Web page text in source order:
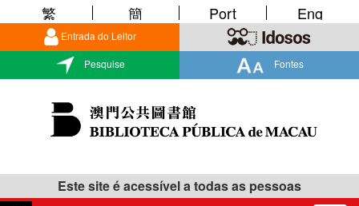
Entrada do Leitor
Pesquise Fontes
繁 簡 Port Eng
Este site é acessível a todas as pessoas